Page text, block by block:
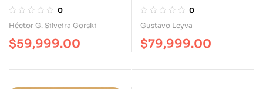
Memoria
0
Héctor G. Silveira Gorski
$59,999.00
Norma La Ley Y La
Transgresión
0
Gustavo Leyva
$79,999.00